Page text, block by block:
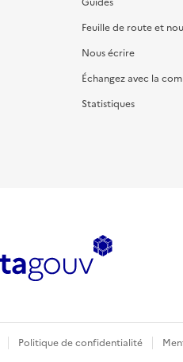
Feuille de route et
Nous écrire
Échangez avec la
Statistiques
Politique de confidentialité